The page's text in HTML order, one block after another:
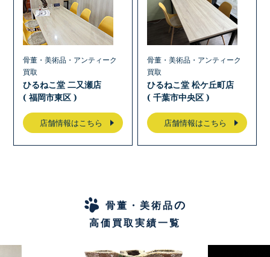
骨董・美術品・アンティーク
買取
ひるねこ堂 二又瀬店
( 福岡市東区 )
店舗情報はこちら
骨董・美術品・アンティーク
買取
ひるねこ堂 松ケ丘町店
( 千葉市中央区 )
店舗情報はこちら
骨董・美術品の
高価買取実績一覧